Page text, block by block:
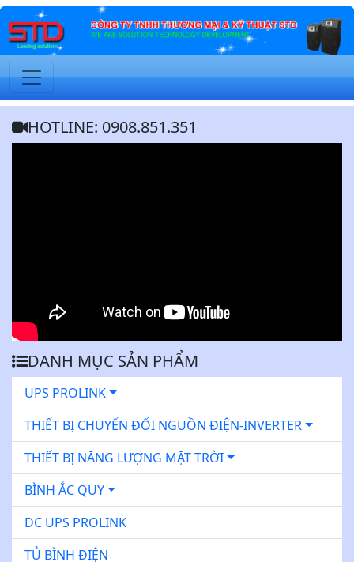
HOTLINE: 0908.851.351
DANH MỤC SẢN PHẨM
UPS PROLINK
THIẾT BỊ CHUYỂN ĐỔI NGUỒN ĐIỆN-INVERTER
THIẾT BỊ NĂNG LƯỢNG MẶT TRỜI
BÌNH ẮC QUY
DC UPS PROLINK
TỦ BÌNH ĐIỆN